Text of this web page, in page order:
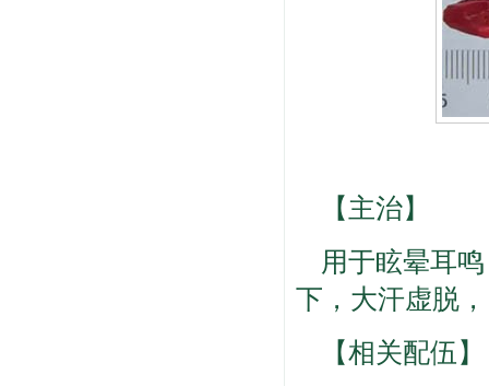
【主治】
用于眩晕耳
下，大汗虚脱
【相关配伍】